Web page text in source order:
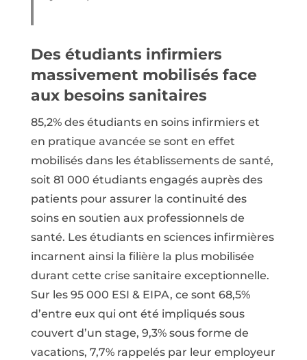
Des étudiants infirmiers
massivement mobilisés face
aux besoins sanitaires
85,2% des étudiants en soins infirmiers et
en pratique avancée se sont en effet
mobilisés dans les établissements de santé,
soit 81 000 étudiants engagés auprès des
patients pour assurer la continuité des
soins en soutien aux professionnels de
santé. Les étudiants en sciences infirmières
incarnent ainsi la filière la plus mobilisée
durant cette crise sanitaire exceptionnelle.
Sur les 95 000 ESI & EIPA, ce sont 68,5%
d’entre eux qui ont été impliqués sous
couvert d’un stage, 9,3% sous forme de
vacations, 7,7% rappelés par leur employeur